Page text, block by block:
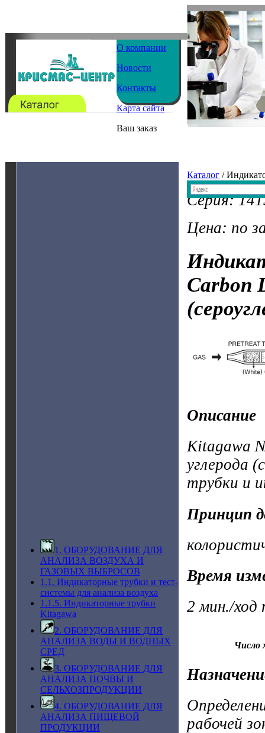
О компании
Новости
Контакты
Карта сайта
Ваш заказ
1. ОБОРУДОВАНИЕ ДЛЯ
АНАЛИЗА ВОЗДУХА И
ГАЗОВЫХ ВЫБРОСОВ
1.1. Индикаторные трубки и тест-
системы для анализа воздуха
1.1.5. Индикаторные трубки
Kitagawa
2. ОБОРУДОВАНИЕ ДЛЯ
АНАЛИЗА ВОДЫ И ВОДНЫХ
СРЕД
3. ОБОРУДОВАНИЕ ДЛЯ
АНАЛИЗА ПОЧВЫ И
СЕЛЬХОЗПРОДУКЦИИ
4. ОБОРУДОВАНИЕ ДЛЯ
АНАЛИЗА ПИЩЕВОЙ
ПРОДУКЦИИ
Каталог /
Серия:
Цена: по
Carbon
Описание
Kitagawa
углерода
трубки и
Принцип
Время
2 мин./ход
Число
рабочей